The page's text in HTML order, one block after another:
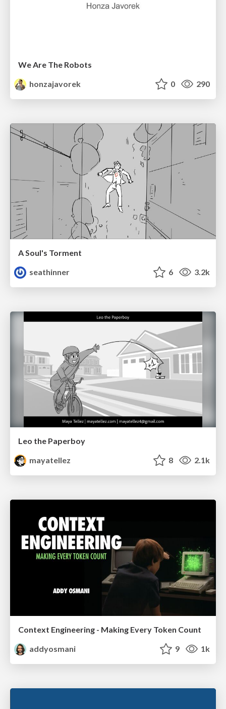
We Are The Robots
honzajavorek
0 290
A Soul's Torment
seathinner
6 3.2k
Leo the Paperboy
mayatellez
8 2.1k
Context Engineering - Making Every Token Count
addyosmani
9 1k